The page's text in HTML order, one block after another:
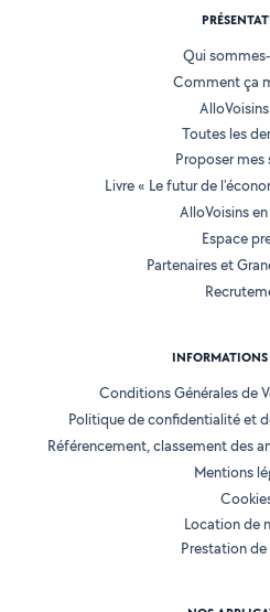
Qui
Comment ça
Toutes les
Proposer mes
Livre « Le futur de
AlloVoisins
Espace
Partenaires et
INFORMATIONS
Conditions Générales de
Politique de confidentialité et
Référencement, classement des
Mentions
Location de
Prestation de